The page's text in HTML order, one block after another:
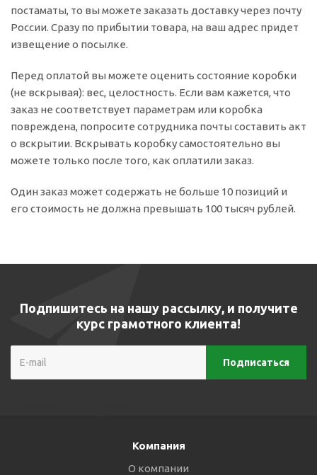
постаматы, то вы можете заказать доставку через почту
России. Сразу по прибытии товара, на ваш адрес придет
извещение о посылке.
Перед оплатой вы можете оценить состояние коробки
(не вскрывая): вес, целостность. Если вам кажется, что
заказ не соответствует параметрам или коробка
повреждена, попросите сотрудника почты составить акт
о вскрытии. Вскрывать коробку самостоятельно вы
можете только после того, как оплатили заказ.
Один заказ может содержать не больше 10 позиций и
его стоимость не должна превышать 100 тысяч рублей.
Подпишитесь на нашу рассылку, и получите
курс грамотного клиента!
Компания
О компании